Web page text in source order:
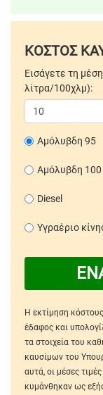
ΚΟΣΤΟΣ
Εισάγετε τη
λίτρα/100χλμ):
Αμόλυβδη 95
Αμόλυβδη 100
Diesel
Υγραέριο
Η εκτίμηση
έδαφος και
τα στοιχεία του
καυσίμων του
αυτά, οι μέσες
κυμάνθηκαν ως